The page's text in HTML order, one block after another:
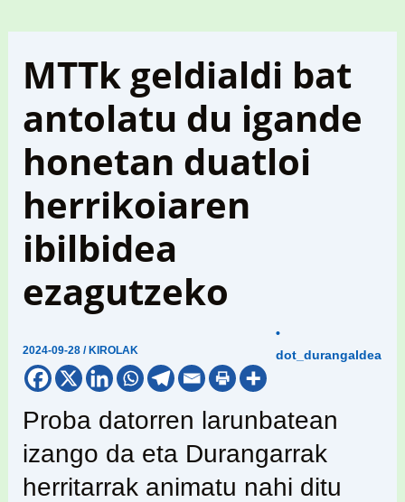
MTTk geldialdi bat
antolatu du igande
honetan duatloi
herrikoiaren
ibilbidea
ezagutzeko
2024-09-28/ KIROLAK
•
dot_durangaldea
Proba datorren larunbatean
izango da eta Durangarrak
herritarrak animatu nahi ditu